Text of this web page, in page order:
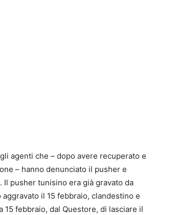
agenti che – dopo avere recuperato e
– hanno denunciato il pusher e
Il pusher tunisino era già gravato da
il 15 febbraio, clandestino e
15 febbraio, dal Questore, di lasciare il